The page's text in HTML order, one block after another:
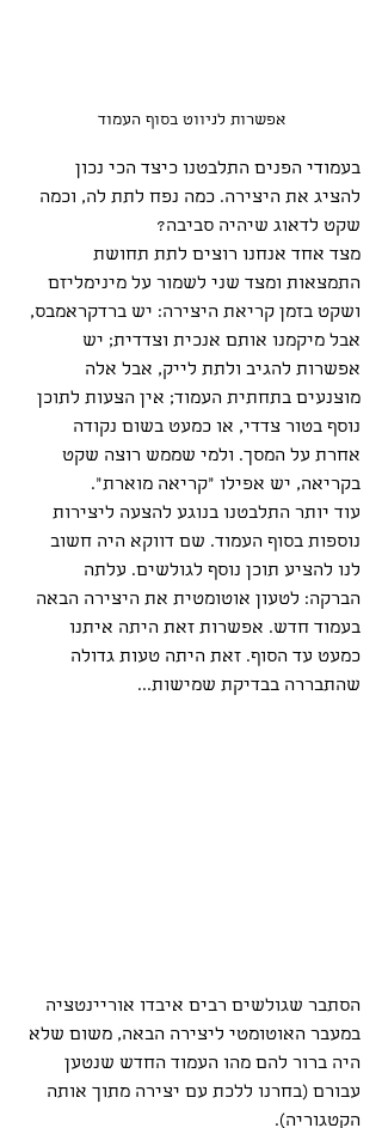
אפשרות לניווט בסוף העמוד
בעמודי הפנים התלבטנו כיצד הכי נכון
להציג את היצירה. כמה נפח לתת לה, וכמה
שקט לדאוג שיהיה סביבה?
מצד אחד אנחנו רוצים לתת תחושת
התמצאות ומצד שני לשמור על מינימליזם
ושקט בזמן קריאת היצירה: יש ברדקראמבס,
אבל מיקמנו אותם אנכית וצדדית; יש
אפשרות להגיב ולתת לייק, אבל אלה
מוצנעים בתחתית העמוד; אין הצעות לתוכן
נוסף בטור צדדי, או כמעט בשום נקודה
אחרת על המסך. ולמי שממש רוצה שקט
בקריאה, יש אפילו "קריאה מוארת".
עוד יותר התלבטנו בנוגע להצעה ליצירות
נוספות בסוף העמוד. שם דווקא היה חשוב
לנו להציע תוכן נוסף לגולשים. עלתה
הברקה: לטעון אוטומטית את היצירה הבאה
בעמוד חדש. אפשרות זאת היתה איתנו
כמעט עד הסוף. זאת היתה טעות גדולה
שהתבררה בבדיקת שמישות...
הסתבר שגולשים רבים איבדו אוריינטציה
במעבר האוטומטי ליצירה הבאה, משום שלא
היה ברור להם מהו העמוד החדש שנטען
עבורם (בחרנו ללכת עם יצירה מתוך אותה
הקטגוריה).